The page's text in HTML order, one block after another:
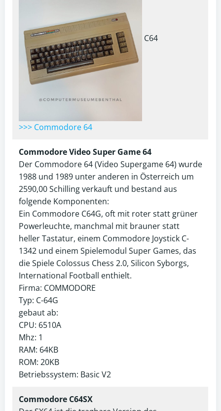
C64
>>> Commodore 64
Commodore Video Super Game 64
Der Commodore 64 (Video Supergame 64) wurde
1988 und 1989 unter anderen in Österreich um
2590,00 Schilling verkauft und bestand aus
folgende Komponenten:
Ein Commodore C64G, oft mit roter statt grüner
Powerleuchte, manchmal mit brauner statt
heller Tastatur, einem Commodore Joystick C-
1342 und einem Spielemodul Super Games, das
die Spiele Colossus Chess 2.0, Silicon Syborgs,
International Football enthielt.
Firma: COMMODORE
Typ: C-64G
gebaut ab:
CPU: 6510A
Mhz: 1
RAM: 64KB
ROM: 20KB
Betriebssystem: Basic V2
Commodore C64SX